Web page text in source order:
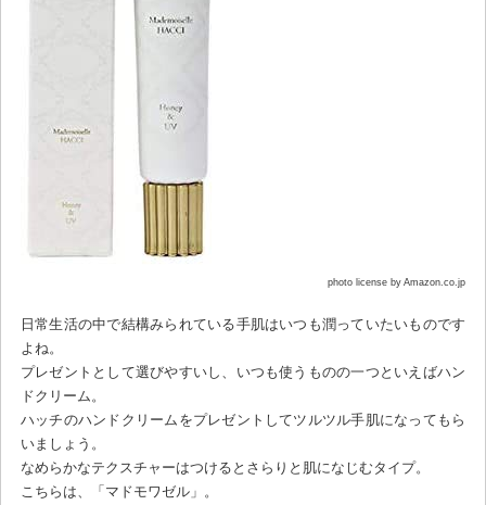
photo license by Amazon.co.jp
日常生活の中で結構みられている手肌はいつも潤っていたいものです
よね。
プレゼントとして選びやすいし、いつも使うものの一つといえばハン
ドクリーム。
ハッチのハンドクリームをプレゼントしてツルツル手肌になってもら
いましょう。
なめらかなテクスチャーはつけるとさらりと肌になじむタイプ。
こちらは、「マドモワゼル」。